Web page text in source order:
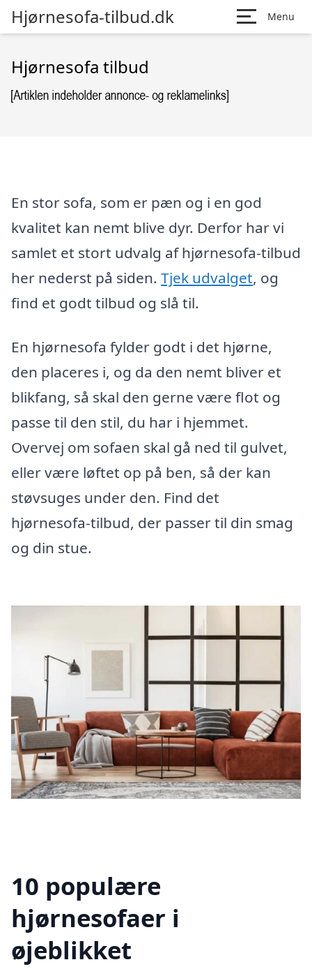
Hjørnesofa-tilbud.dk Menu
Hjørnesofa tilbud
En stor sofa, som er pæn og i en god
kvalitet kan nemt blive dyr. Derfor har vi
samlet et stort udvalg af hjørnesofa-tilbud
her nederst på siden. Tjek udvalget, og
find et godt tilbud og slå til.
En hjørnesofa fylder godt i det hjørne,
den placeres i, og da den nemt bliver et
blikfang, så skal den gerne være flot og
passe til den stil, du har i hjemmet.
Overvej om sofaen skal gå ned til gulvet,
eller være løftet op på ben, så der kan
støvsuges under den. Find det
hjørnesofa-tilbud, der passer til din smag
og din stue.
10 populære
hjørnesofaer i
øjeblikket